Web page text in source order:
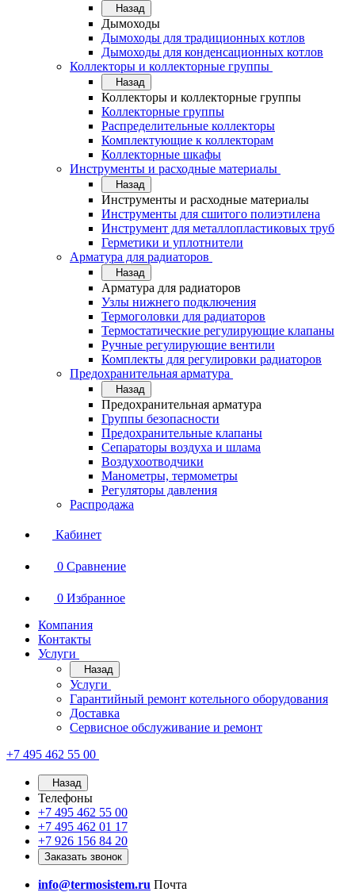
Назад
Дымоходы
Дымоходы для традиционных котлов
Дымоходы для конденсационных котлов
Коллекторы и коллекторные группы
Назад
Коллекторы и коллекторные группы
Коллекторные группы
Распределительные коллекторы
Комплектующие к коллекторам
Коллекторные шкафы
Инструменты и расходные материалы
Назад
Инструменты и расходные материалы
Инструменты для сшитого полиэтилена
Инструмент для металлопластиковых труб
Герметики и уплотнители
Арматура для радиаторов
Назад
Арматура для радиаторов
Узлы нижнего подключения
Термоголовки для радиаторов
Термостатические регулирующие клапаны
Ручные регулирующие вентили
Комплекты для регулировки радиаторов
Предохранительная арматура
Назад
Предохранительная арматура
Группы безопасности
Предохранительные клапаны
Сепараторы воздуха и шлама
Воздухоотводчики
Манометры, термометры
Регуляторы давления
Распродажа
Кабинет
0 Сравнение
0 Избранное
Компания
Контакты
Услуги
Назад
Услуги
Гарантийный ремонт котельного оборудования
Доставка
Сервисное обслуживание и ремонт
+7 495 462 55 00
Назад
Телефоны
+7 495 462 55 00
+7 495 462 01 17
+7 926 156 84 20
Заказать звонок
info@termosistem.ru Почта